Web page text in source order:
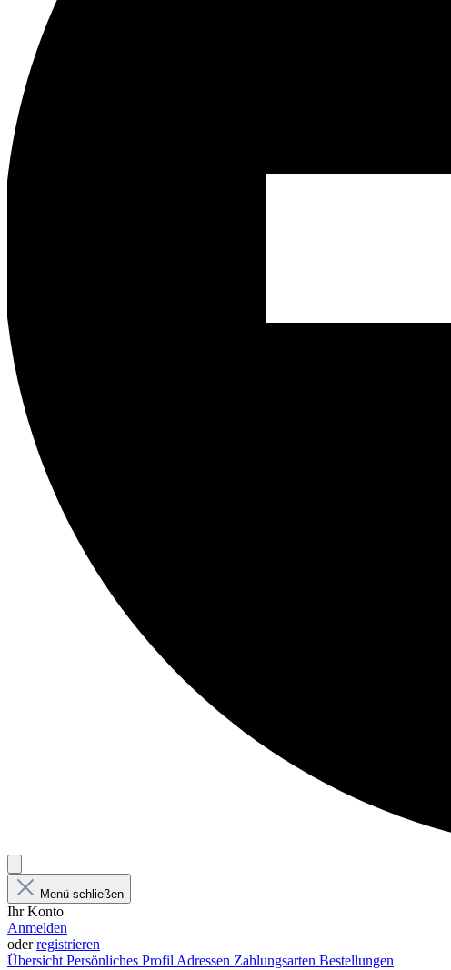
Menü schließen
Ihr Konto
Anmelden
oderregistrieren
Übersicht Persönliches Profil Adressen Zahlungsarten Bestellungen